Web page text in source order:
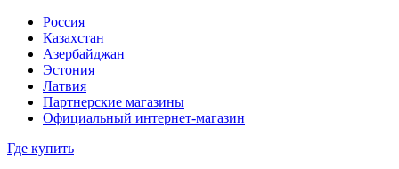
Россия
Казахстан
Азербайджан
Эстония
Латвия
Партнерские магазины
Официальный интернет-магазин
Где купить